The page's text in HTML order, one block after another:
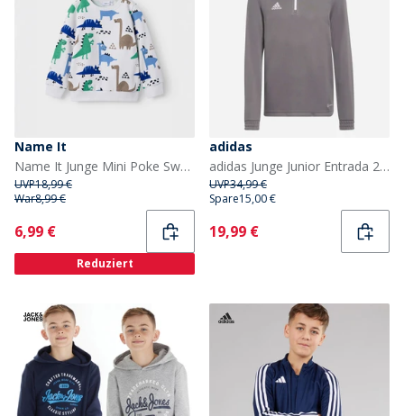
Name It
Name It Junge Mini Poke Sweatshirt Jet Stream
UVP18,99 €
War8,99 €
Current
6,99 €
Reduziert
adidas
adidas Junge Junior Entrada 22 1/4 Zip Trainings Oberteil Team Grey Four
UVP34,99 €
Spare15,00 €
Current
19,99 €